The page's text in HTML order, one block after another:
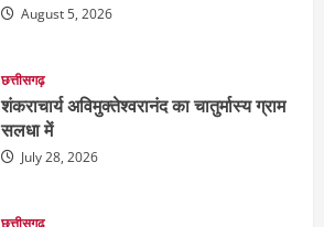
July 28, 2026
छत्तीसगढ़
संस्कृत विद्यालय में आधी रात लगी भीषण आग,
मची अफरा- तफरी
July 28, 2026
दुनिया राज्य